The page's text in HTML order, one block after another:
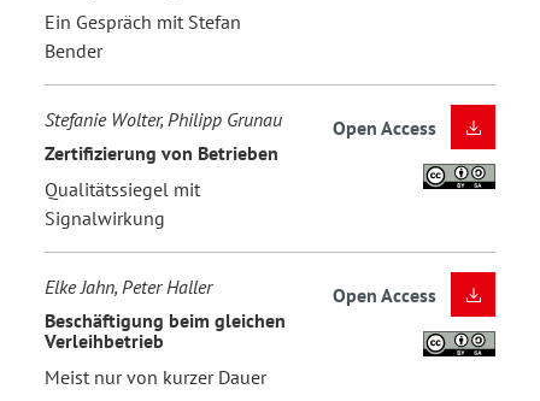
Ein Gespräch mit Stefan
Bender
Stefanie Wolter, Philipp Grunau
Zertifizierung von Betrieben
Qualitätssiegel mit
Signalwirkung
Open Access
Elke Jahn, Peter Haller
Beschäftigung beim gleichen
Verleihbetrieb
Meist nur von kurzer Dauer
Open Access